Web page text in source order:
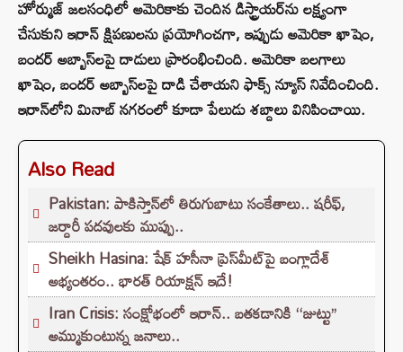
హోర్ముజ్ జలసంధిలో అమెరికాకు చెందిన డిస్ట్రాయర్‌ను లక్ష్యంగా
చేసుకుని ఇరాన్ క్షిపణులను ప్రయోగించగా, ఇప్పుడు అమెరికా ఖాషెం,
బందర్ అబ్బాస్‌లపై దాడులు ప్రారంభించింది. అమెరికా బలగాలు
ఖాషెం, బందర్ అబ్బాస్‌లపై దాడి చేశాయని ఫాక్స్ న్యూస్ నివేదించింది.
ఇరాన్‌లోని మినాబ్ నగరంలో కూడా పేలుడు శబ్దాలు వినిపించాయి.
Also Read
Pakistan: పాకిస్తాన్‌లో తిరుగుబాటు సంకేతాలు.. షరీఫ్,
జర్దారీ పదవులకు ముప్పు..
Sheikh Hasina: షేక్ హసీనా ప్రెస్‌మీట్‌పై బంగ్లాదేశ్
అభ్యంతరం.. భారత్ రియాక్షన్ ఇదే!
Iran Crisis: సంక్షోభంలో ఇరాన్.. బతకడానికి ‘‘జుట్టు’’
అమ్ముకుంటున్న జనాలు..